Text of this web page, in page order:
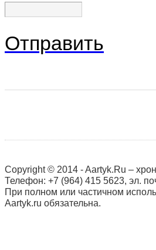
Отправить
Copyright © 2014 - Aartyk.Ru –
Телефон: +7 (964) 415 5623, эл.
При полном или частичном
Aartyk.ru oбязательна.